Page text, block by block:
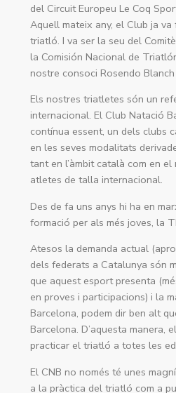
del Circuit Europeu Le Coq
Aquell mateix any, el Club ja
triatló. I va ser la seu del
la Comisión Nacional de
nostre consoci Rosendo
Els nostres triatletes són un
internacional. El Club Natació
contínua essent, un dels clubs
en les seves modalitats
tant en l’àmbit català com en
atletes de talla internacional.
Des de fa uns anys hi ha en
formació per als més joves, la
Atesos la demanda actual
dels federats a Catalunya són
que aquest esport presenta
en proves i participacions) i la
Barcelona, podem dir ben alt
Barcelona. D’aquesta manera,
practicar el triatló a totes les
El CNB no només té unes
a la pràctica del triatló com a